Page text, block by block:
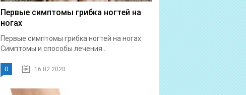
Первые симптомы грибка ногтей на
ногах
Первые симптомы грибка ногтей на ногах
Симптомы и способы лечения...
0 16.02.2020